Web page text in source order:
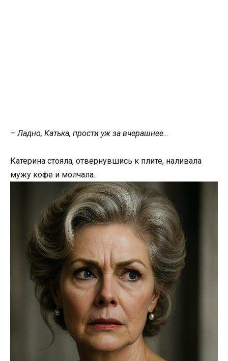
– Ладно, Катька, прости уж за вчерашнее…
Катерина стояла, отвернувшись к плите, наливала
мужу кофе и молчала.